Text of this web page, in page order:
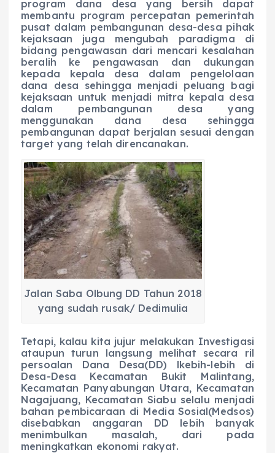
program dana desa yang bersih dapat
membantu program percepatan pemerintah
pusat dalam pembangunan desa-desa pihak
kejaksaan juga mengubah paradigma di
bidang pengawasan dari mencari kesalahan
beralih ke pengawasan dan dukungan
kepada kepala desa dalam pengelolaan
dana desa sehingga menjadi peluang bagi
kejaksaan untuk menjadi mitra kepala desa
dalam pembangunan desa yang
menggunakan dana desa sehingga
pembangunan dapat berjalan sesuai dengan
target yang telah direncanakan.
Jalan Saba Olbung DD Tahun 2018
yang sudah rusak/ Dedimulia
Tetapi, kalau kita jujur melakukan Investigasi
ataupun turun langsung melihat secara ril
persoalan Dana Desa(DD) lkebih-lebih di
Desa-Desa Kecamatan Bukit Malintang,
Kecamatan Panyabungan Utara, Kecamatan
Nagajuang, Kecamatan Siabu selalu menjadi
bahan pembicaraan di Media Sosial(Medsos)
disebabkan anggaran DD lebih banyak
menimbulkan masalah, dari pada
meningkatkan ekonomi rakyat.